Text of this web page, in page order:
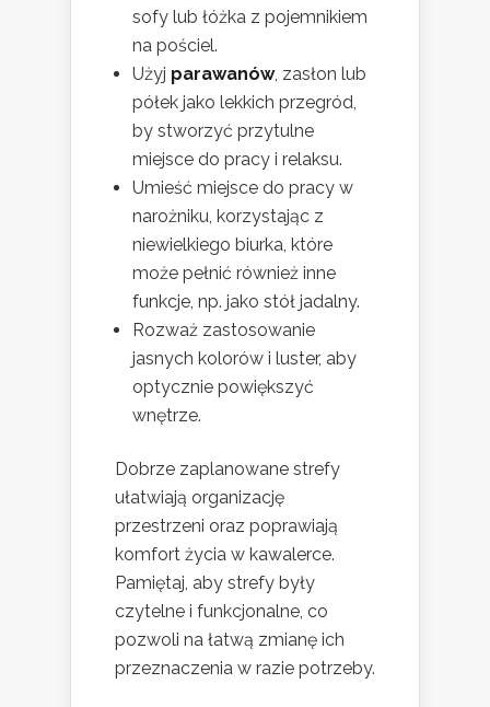
sofy lub łóżka z pojemnikiem
na pościel.
Użyj parawanów, zasłon lub
półek jako lekkich przegród,
by stworzyć przytulne
miejsce do pracy i relaksu.
Umieść miejsce do pracy w
narożniku, korzystając z
niewielkiego biurka, które
może pełnić również inne
funkcje, np. jako stół jadalny.
Rozważ zastosowanie
jasnych kolorów i luster, aby
optycznie powiększyć
wnętrze.
Dobrze zaplanowane strefy
ułatwiają organizację
przestrzeni oraz poprawiają
komfort życia w kawalerce.
Pamiętaj, aby strefy były
czytelne i funkcjonalne, co
pozwoli na łatwą zmianę ich
przeznaczenia w razie potrzeby.